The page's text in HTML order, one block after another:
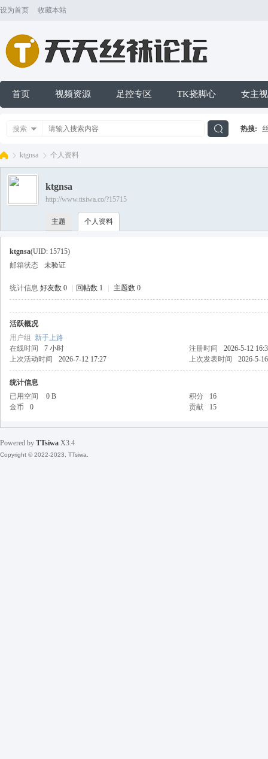
设为首页 收藏本站
首页 视频资源 足控专区 TK挠脚心 女主
搜索 热搜:
丝
›
ktgnsa
›
个人资料
ktgnsa
http://www.ttsiwa.co/?15715
主题 个人资料
ktgnsa(UID: 15715)
邮箱状态
未验证
统计信息 好友数 0 回帖数 1 主题数 0
活跃概况
用户组 新手上路
在线时间
7 小时 注册时间
2026-5-12
上次活动时间
2026-7-12 17:27 上次发表时间 2026-5-
统计信息
已用空间
0 B 积分
16
金币
0 贡献 15
Powered by TTsiwa X3.4
Copyright © 2022-2023, TTsiwa.